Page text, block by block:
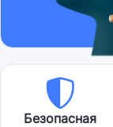
Безопасная